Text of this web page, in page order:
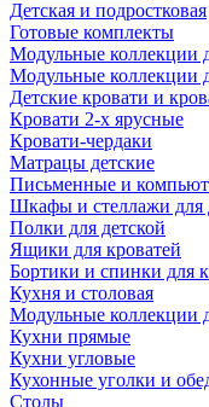
Детская и подростковая
Готовые комплекты
Модульные коллекции
Модульные коллекции
Детские кровати и
Кровати 2-х ярусные
Кровати-чердаки
Матрацы детские
Письменные и
Шкафы и стеллажи для
Полки для детской
Ящики для кроватей
Бортики и спинки для
Кухня и столовая
Модульные коллекции
Кухни прямые
Кухни угловые
Кухонные уголки и
Столы